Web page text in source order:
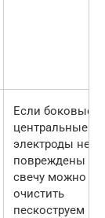
Если боковые и
центральные
электроды не
повреждены то
свечу можно
очистить
пескоструем